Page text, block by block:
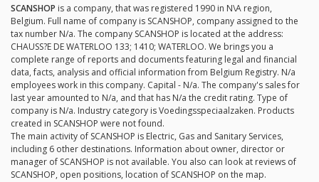
SCANSHOP is a company, that was registered 1990 in N\A region,
Belgium. Full name of company is SCANSHOP, company assigned to the
tax number N/a. The company SCANSHOP is located at the address:
CHAUSS?E DE WATERLOO 133; 1410; WATERLOO. We brings you a
complete range of reports and documents featuring legal and financial
data, facts, analysis and official information from Belgium Registry. N/a
employees work in this company. Capital - N/a. The company's sales for
last year amounted to N/a, and that has N/a the credit rating. Type of
company is N/a. Industry category is Voedingsspeciaalzaken. Products
created in SCANSHOP were not found.
The main activity of SCANSHOP is Electric, Gas and Sanitary Services,
including 6 other destinations. Information about owner, director or
manager of SCANSHOP is not available. You also can look at reviews of
SCANSHOP, open positions, location of SCANSHOP on the map.